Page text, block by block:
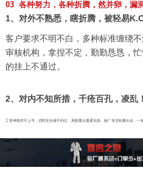
03 各种努力，各种折腾，然并卵，漏
1、对外不熟悉，瞎折腾，被轻易
客户要求不明不白，多种标准缠绕
审核机构，拿捏不定，勤勤恳恳，
的挂上不通过。
2、对内不知所措，千疮百孔，凌乱！
工资考勤对不上号，消防安全做不到位，风险重点显露无疑，验厂专员轮番出走，一